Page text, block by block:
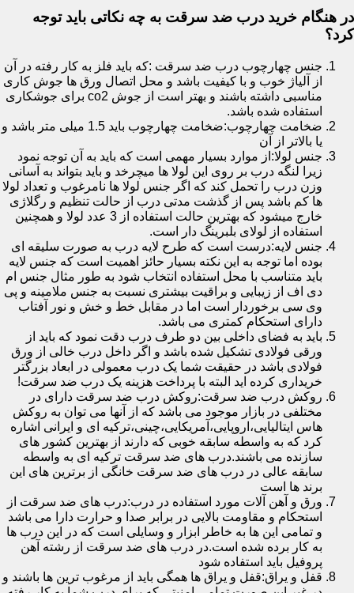
در هنگام خرید درب ضد سرقت به چه نکاتی باید توجه
کرد؟
جنس چهارچوب درب ضد سرقت :که باید فلز به کار رفته در آن
از آلیاژ خوب و با کیفیت باشد و محل اتصال ورق ها جوش کاری
مناسبی داشته باشند و بهتر است از جوش co2 برای جوشکاری
استفاده شده باشد.
ضخامت چهارچوب:ضخامت چهارچوب باید 1.5 میلی متر باشد و
یا بالاتر از آن
جنس لولا:از موارد بسیار مهمی است که باید به آن توجه نمود
زیرا لنگه درب بر روی این لولا ها میچرخد و باید بتواند به آسانی
وزن درب را تحمل کند که اگر جنس لولا ها نامرغوب و تعداد لولا
ها کم باشد پس از گذشت مدتی درب از حالت تنظیم و رگلاژی
خارج میشود که بهترین حالت استفاده از 3 عدد لولا و همچنین
استفاده از لولای بلبرینگ دار است.
جنس لایه:درست است که طرح لایه درب به صورت سلیقه ای
بوده اما توجه به این نکته بسیار حائز اهمیت است که جنس لایه
باید متناسب با محل استفاده انتخاب شود به طور مثال جنس ام
دی اف از زیبایی و براقیت بیشتری نسبت به جنس ملامینه و پی
وی سی برخوردار است اما در مقابل خط و خش و نور آفتاب
دارای استحکام کمتری می باشد.
باید به فضای داخلی بین دو طرف درب دقت نمود که باید از
ورقی فولادی تشکیل شده باشد و اگر داخل درب خالی از ورق
فولادی باشد در حقیقت شما یک درب معمولی در ابعاد بزرگتر
خریداری کرده اید البته با پرداخت هزینه یک درب ضد سرقت!
روکش درب ضد سرقت:روکش درب ضد سرقت دارای در
مختلفی در بازار موجود می باشد که از آنها می توان به روکش
هاس ایتالیایی،اروپایی،آمریکایی،چینی،ترکیه ای و ایرانی اشاره
کرد که به واسطه سابقه خوبی که دارند از بهترین کشور های
سازنده می باشند.درب های ضد سرقت ترکیه ای به واسطه
سابقه عالی در درب های ضد سرقت خانگی از برترین های این
برند ها است
ورق و آهن آلات مورد استفاده در درب:درب های ضد سرقت از
استحکام و مقاومت بالایی در برابر صدا و حرارت دارا می باشد
و تمامی این ها به خاطر ابزار و وسایلی است که در این درب ها
به کار برده شده است.در درب های ضد سرقت از رشته آهن
پروفیل باید استفاده شود
قفل و یراق:قفل و یراق ها همگی باید از مرغوب ترین ها باشند و